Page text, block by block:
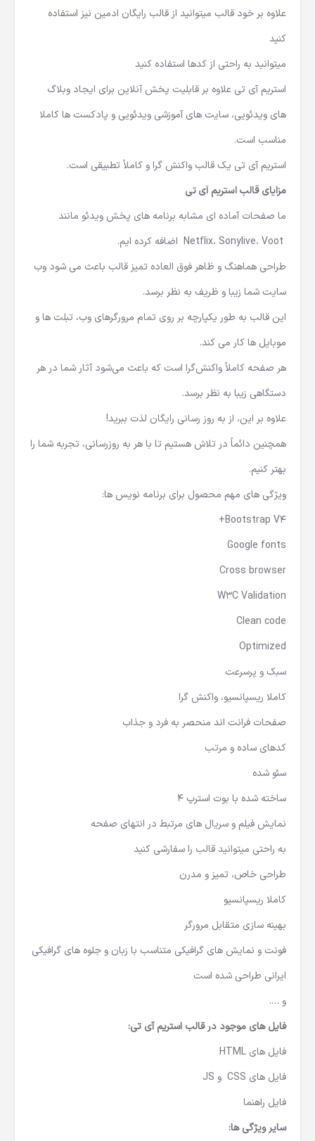
چرا استریم آی تی را انتخاب کنید؟
علاوه بر خود قالب میتوانید از قالب رایگان ادمین نیز استفاده
کنید
میتوانید به راحتی از کدها استفاده کنید
استریم آی تی علاوه بر قابلیت پخش آنلاین برای ایجاد وبلاگ
های ویدئویی، سایت های آموزشی ویدئویی و پادکست ها کاملا
مناسب است.
استریم آی تی یک قالب واکنش گرا و کاملاً تطبیقی ​​است.
مزایای قالب استریم آی تی
ما صفحات آماده ای مشابه برنامه های پخش ویدئو مانند
Netflix، Sonylive، Voot اضافه کرده ایم.
طراحی هماهنگ و ظاهر فوق العاده تمیز قالب باعث می شود وب
سایت شما زیبا و ظریف به نظر برسد.
این قالب به طور یکپارچه بر روی تمام مرورگرهای وب، تبلت ها و
موبایل ها کار می کند.
هر صفحه کاملاً واکنش‌گرا است که باعث می‌شود آثار شما در هر
دستگاهی زیبا به نظر برسد.
علاوه بر این، از به روز رسانی رایگان لذت ببرید!
همچنین دائماً در تلاش هستیم تا با هر به ‌روزرسانی، تجربه شما را
بهتر کنیم.
ویژگی های مهم محصول برای برنامه نویس ها:
Bootstrap V4+
Google fonts
Cross browser
W3C Validation
Clean code
Optimized
سبک و پرسرعت
کاملا ریسپانسیو، واکنش گرا
صفحات فرانت اند منحصر به فرد و جذاب
کدهای ساده و مرتب
سئو شده
ساخته شده با بوت استرپ 4
نمایش فیلم و سریال های مرتبط در انتهای صفحه
به راحتی میتوانید قالب را سفارشی کنید
طراحی خاص، تمیز و مدرن
کاملا ریسپانسیو
بهینه سازی متقابل مرورگر
فونت و نمایش های گرافیکی متناسب با زبان و جلوه های گرافیکی
ایرانی طراحی شده است
و ….
فایل های موجود در قالب استریم آی تی:
فایل های HTML
فایل های CSS و JS
فایل راهنما